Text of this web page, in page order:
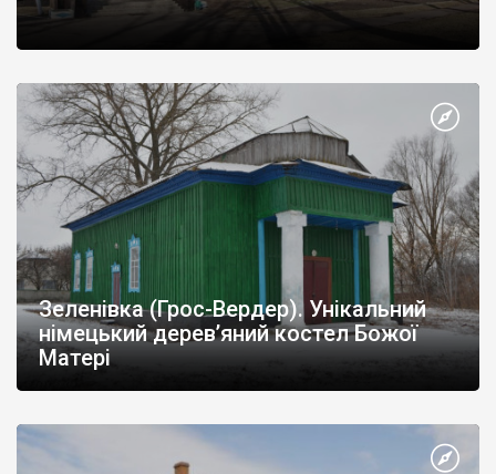
Зеленівка (Грос-Вердер). Унікальний
німецький дерев’яний костел Божої
Матері